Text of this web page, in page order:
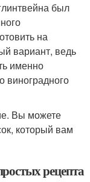
был
на
вариант, ведь
именно
виноградного
Вы можете
который вам
рецепта